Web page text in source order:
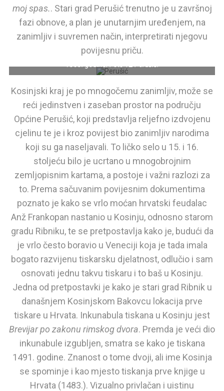
moj spas.. Stari grad Perušić trenutno je u završnoj
fazi obnove, a plan je unutarnjim uređenjem, na
zanimljiv i suvremen način, interpretirati njegovu
povijesnu priču.
Crkva Sv. Križa najveći je sakralni objekt Like. Zvonik krasi
pozlaćeni križ prenesen nakon požara na Zagrebačkoj katedrali
Kosinjski kraj je po mnogočemu zanimljiv, može se
reći jedinstven i zaseban prostor na području
Općine Perušić, koji predstavlja reljefno izdvojenu
cjelinu te je i kroz povijest bio zanimljiv narodima
koji su ga naseljavali. To ličko selo u 15. i 16.
stoljeću bilo je ucrtano u mnogobrojnim
zemljopisnim kartama, a postoje i važni razlozi za
to. Prema sačuvanim povijesnim dokumentima
poznato je kako se vrlo moćan hrvatski feudalac
Anž Frankopan nastanio u Kosinju, odnosno starom
gradu Ribniku, te se pretpostavlja kako je, budući da
je vrlo često boravio u Veneciji koja je tada imala
bogato razvijenu tiskarsku djelatnost, odlučio i sam
osnovati jednu takvu tiskaru i to baš u Kosinju.
Jedna od pretpostavki je kako je stari grad Ribnik u
današnjem Kosinjskom Bakovcu lokacija prve
tiskare u Hrvata. Inkunabula tiskana u Kosinju jest
Brevijar po zakonu rimskog dvora. Premda je veći dio
inkunabule izgubljen, smatra se kako je tiskana
1491. godine. Znanost o tome dvoji, ali ime Kosinja
se spominje i kao mjesto tiskanja prve knjige u
Hrvata (1483.). Vizualno privlačan i uistinu